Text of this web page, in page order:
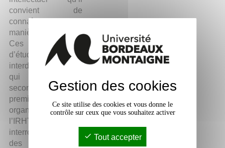
convient de
connaître de
manière plus fine.
Ces journées
d’études
interdisciplinaires,
qui constituent le
second volet d’une
première rencontre
organisée en 2019 à
l’IRHT, visent à
interroger l’apport
des sources
Gestion des cookies
Ce site utilise des cookies et vous donne le
contrôle sur ceux que vous souhaitez activer
Tout accepter